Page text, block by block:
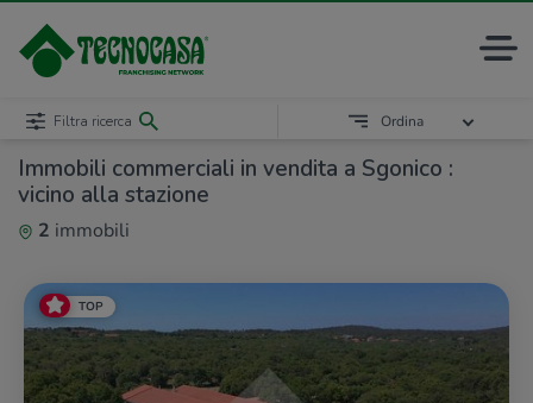
Immobili commerciali in vendita a Sgonico :
vicino alla stazione
2 immobili
Filtra ricerca Ordina
TOP